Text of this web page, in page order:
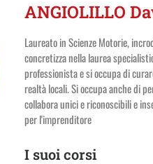
ANGIOLILLO
Laureato in Scienze Motorie,
concretizza nella laurea
professionista e si occupa di
realtà locali. Si occupa anche di
collabora unici e riconoscibili e
per l'imprenditore
I suoi corsi